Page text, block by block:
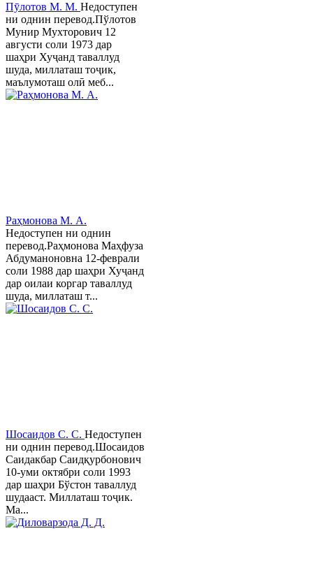
Пӯлотов М. М. Недоступен
ни однин перевод.Пўлотов
Мунир Мухторович 12
августи соли 1973 дар
шаҳри Хуҷанд таваллуд
шуда, миллаташ тоҷик,
маълумоташ олӣ меб...
Раҳмонова М. А.
Недоступен ни однин
перевод.Раҳмонова Маҳфуза
Абдуманоновна 12-феврали
соли 1988 дар шаҳри Хуҷанд
дар оилаи коргар таваллуд
шуда, миллаташ т...
Шосаидов С. С. Недоступен
ни однин перевод.Шосаидов
Саидакбар Саидқурбонович
10-уми октябри соли 1993
дар шаҳри Бўстон таваллуд
шудааст. Миллаташ тоҷик.
Ма...